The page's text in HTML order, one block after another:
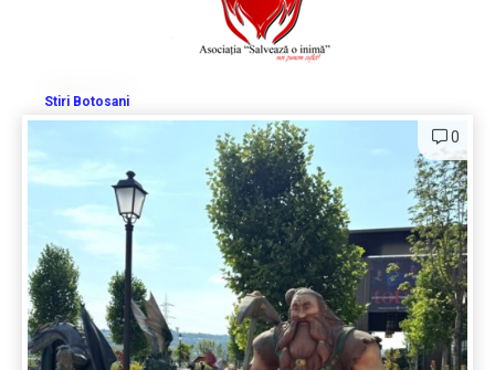
Stiri Botosani
0